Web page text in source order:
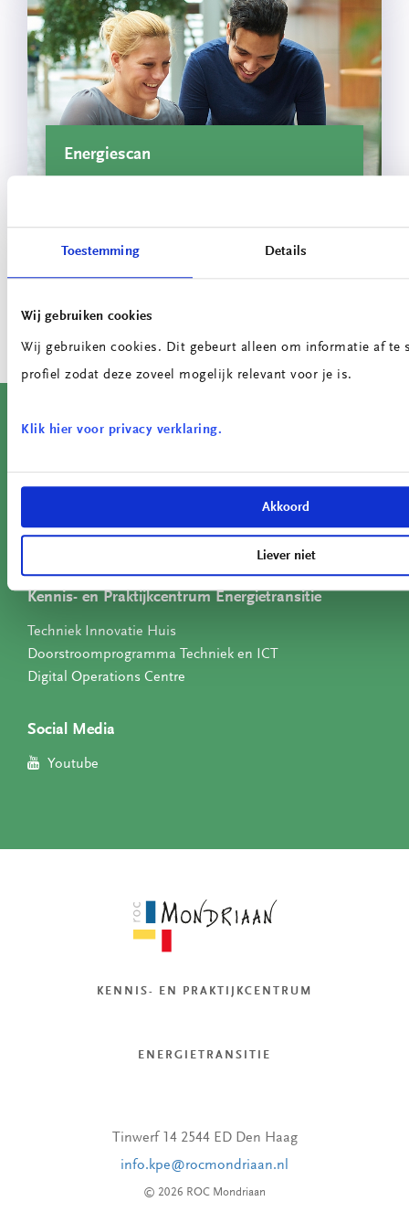
Toestemming Details
Wij gebruiken cookies
Wij gebruiken cookies. Dit gebeurt alleen om informatie af te
profiel zodat deze zoveel mogelijk relevant voor je is.
Klik hier voor privacy verklaring.
Akkoord
Liever niet
Energiescan
Bekijk meer projecten
Kennis- en Praktijkcentrum Energietransitie
Kennis- en Praktijkcentrum Energietransitie
Techniek Innovatie Huis
Doorstroomprogramma Techniek en ICT
Digital Operations Centre
Social Media
Youtube
KENNIS- EN PRAKTIJKCENTRUM
ENERGIETRANSITIE
Tinwerf 14 2544 ED Den Haag
info.kpe@rocmondriaan.nl
© 2026 ROC Mondriaan